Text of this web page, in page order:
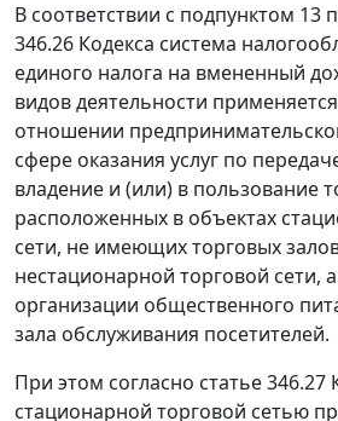
В соответствии с подпунктом 13
346.26 Кодекса система
единого налога на вмененный
видов деятельности
отношении
сфере оказания услуг по
владение и (или) в пользование
расположенных в объектах
сети, не имеющих торговых
нестационарной торговой сети,
организации общественного
зала обслуживания посетителей.
При этом согласно статье 346.27
стационарной торговой сетью